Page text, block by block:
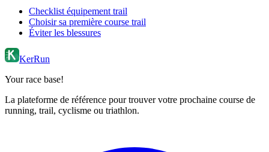
Checklist équipement trail
Choisir sa première course trail
Éviter les blessures
KerRun
Your race base!
La plateforme de référence pour trouver votre prochaine course de
running, trail, cyclisme ou triathlon.